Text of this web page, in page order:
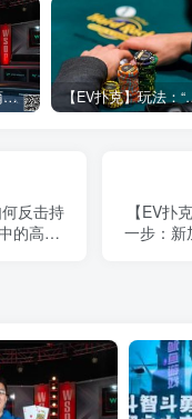
【EV扑克】恭喜蒲蔚然赛事#65夺冠，收获国人2023WSOP第六条金手链，奖金93万刀！ 【EV扑克】
何反击持
的高级
【EV扑
一步：新